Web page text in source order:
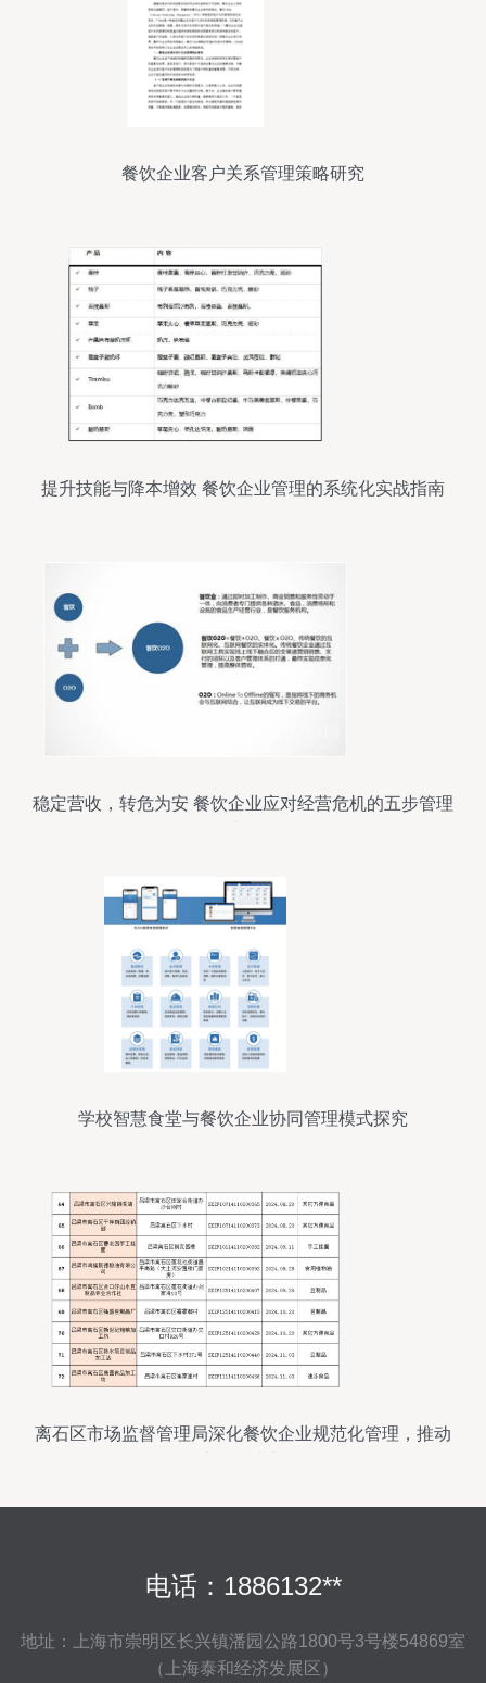
餐饮企业客户关系管理策略研究
提升技能与降本增效 餐饮企业管理的系统化实战指南
稳定营收，转危为安 餐饮企业应对经营危机的五步管理
学校智慧食堂与餐饮企业协同管理模式探究
离石区市场监督管理局深化餐饮企业规范化管理，推动
电话：1886132**
地址：上海市崇明区长兴镇潘园公路1800号3号楼54869室
（上海泰和经济发展区）